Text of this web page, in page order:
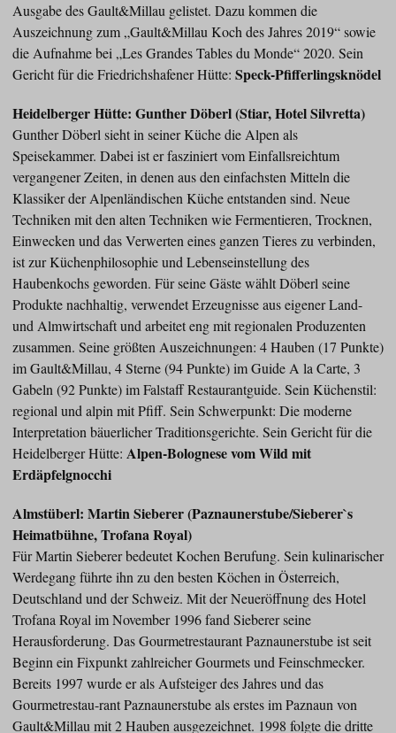
Ausgabe des Gault&Millau gelistet. Dazu kommen die
Auszeichnung zum „Gault&Millau Koch des Jahres 2019“ sowie
die Aufnahme bei „Les Grandes Tables du Monde“ 2020. Sein
Gericht für die Friedrichshafener Hütte: Speck-Pfifferlingsknödel
Heidelberger Hütte: Gunther Döberl (Stiar, Hotel Silvretta)
Gunther Döberl sieht in seiner Küche die Alpen als
Speisekammer. Dabei ist er fasziniert vom Einfallsreichtum
vergangener Zeiten, in denen aus den einfachsten Mitteln die
Klassiker der Alpenländischen Küche entstanden sind. Neue
Techniken mit den alten Techniken wie Fermentieren, Trocknen,
Einwecken und das Verwerten eines ganzen Tieres zu verbinden,
ist zur Küchenphilosophie und Lebenseinstellung des
Haubenkochs geworden. Für seine Gäste wählt Döberl seine
Produkte nachhaltig, verwendet Erzeugnisse aus eigener Land-
und Almwirtschaft und arbeitet eng mit regionalen Produzenten
zusammen. Seine größten Auszeichnungen: 4 Hauben (17 Punkte)
im Gault&Millau, 4 Sterne (94 Punkte) im Guide A la Carte, 3
Gabeln (92 Punkte) im Falstaff Restaurantguide. Sein Küchenstil:
regional und alpin mit Pfiff. Sein Schwerpunkt: Die moderne
Interpretation bäuerlicher Traditionsgerichte. Sein Gericht für die
Heidelberger Hütte: Alpen-Bolognese vom Wild mit
Erdäpfelgnocchi
Almstüberl: Martin Sieberer (Paznaunerstube/Sieberer`s
Heimatbühne, Trofana Royal)
Für Martin Sieberer bedeutet Kochen Berufung. Sein kulinarischer
Werdegang führte ihn zu den besten Köchen in Österreich,
Deutschland und der Schweiz. Mit der Neueröffnung des Hotel
Trofana Royal im November 1996 fand Sieberer seine
Herausforderung. Das Gourmetrestaurant Paznaunerstube ist seit
Beginn ein Fixpunkt zahlreicher Gourmets und Feinschmecker.
Bereits 1997 wurde er als Aufsteiger des Jahres und das
Gourmetrestau-rant Paznaunerstube als erstes im Paznaun von
Gault&Millau mit 2 Hauben ausgezeichnet. 1998 folgte die dritte